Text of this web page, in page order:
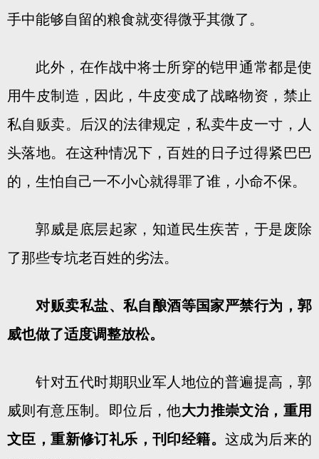
手中能够自留的粮食就变得微乎其微了。
此外，在作战中将士所穿的铠甲通常都是使
用牛皮制造，因此，牛皮变成了战略物资，禁止
私自贩卖。后汉的法律规定，私卖牛皮一寸，人
头落地。在这种情况下，百姓的日子过得紧巴巴
的，生怕自己一不小心就得罪了谁，小命不保。
郭威是底层起家，知道民生疾苦，于是废除
了那些专坑老百姓的劣法。
对贩卖私盐、私自酿酒等国家严禁行为，郭
威也做了适度调整放松。
针对五代时期职业军人地位的普遍提高，郭
威则有意压制。即位后，他大力推崇文治，重用
文臣，重新修订礼乐，刊印经籍。 这成为后来的